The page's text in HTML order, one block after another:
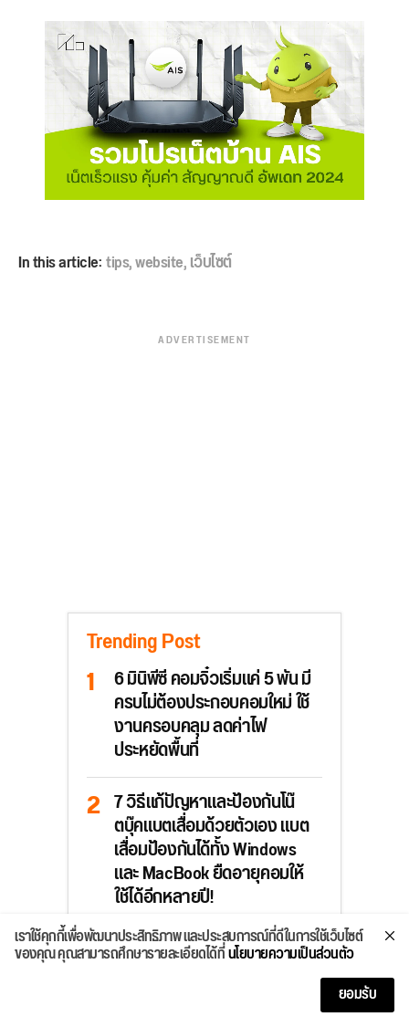
In this article:tips,website,เว็บไซต์
ADVERTISEMENT
Trending Post
6 มินิพีซี คอมจิ๋วเริ่มแค่ 5 พัน มี
ครบไม่ต้องประกอบคอมใหม่ ใช้
งานครอบคลุม ลดค่าไฟ
ประหยัดพื้นที่
7 วิธีแก้ปัญหาและป้องกันโน๊
ตบุ๊คแบตเสื่อมด้วยตัวเอง แบต
เสื่อมป้องกันได้ทั้ง Windows
และ MacBook ยืดอายุคอมให้
ใช้ได้อีกหลายปี!
น่าลอง ThinkPad T1g Gen 9
เราใช้คุกกี้เพื่อพัฒนาประสิทธิภาพ และประสบการณ์ที่ดีในการใช้เว็บไซต์
ของคุณ คุณสามารถศึกษารายละเอียดได้ที่นโยบายความเป็นส่วนตัว
ยอมรับ